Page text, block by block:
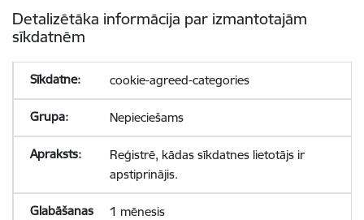
Detalizētāka informācija par izmantotajām
sīkdatnēm
cookie-agreed-categories
Nepieciešams
Reģistrē, kādas sīkdatnes lietotājs ir
apstiprinājis.
1 mēnesis